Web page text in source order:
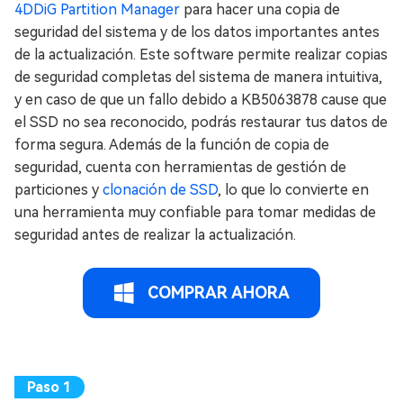
4DDiG Partition Manager para hacer una copia de
seguridad del sistema y de los datos importantes antes
de la actualización. Este software permite realizar copias
de seguridad completas del sistema de manera intuitiva,
y en caso de que un fallo debido a KB5063878 cause que
el SSD no sea reconocido, podrás restaurar tus datos de
forma segura. Además de la función de copia de
seguridad, cuenta con herramientas de gestión de
particiones y clonación de SSD, lo que lo convierte en
una herramienta muy confiable para tomar medidas de
seguridad antes de realizar la actualización.
COMPRAR AHORA